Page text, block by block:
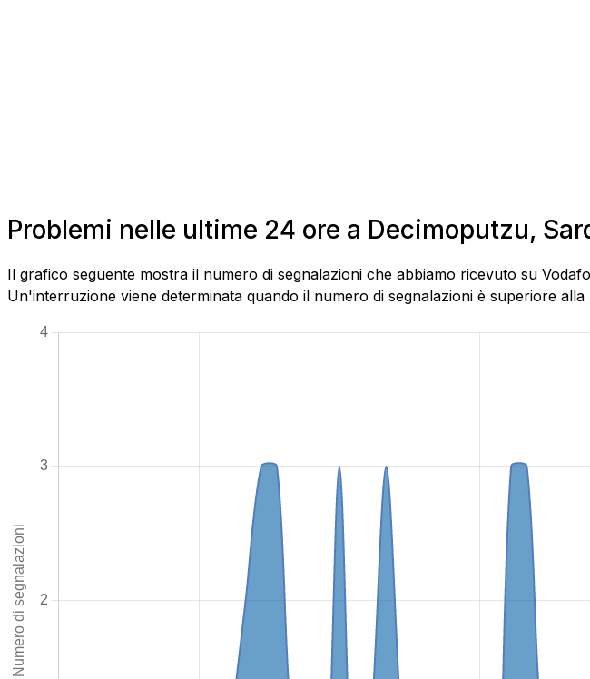
Problemi nelle ultime 24 ore a Decimoputzu,
Il grafico seguente mostra il numero di segnalazioni che abbiamo ricevuto su
Un'interruzione viene determinata quando il numero di segnalazioni è superiore